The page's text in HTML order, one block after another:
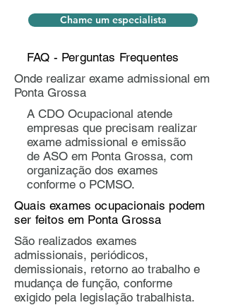
Chame um especialista
FAQ - Perguntas Frequentes
Onde realizar exame admissional em
Ponta Grossa
A CDO Ocupacional atende
empresas que precisam realizar
exame admissional e emissão
de ASO em Ponta Grossa, com
organização dos exames
conforme o PCMSO.
Quais exames ocupacionais podem
ser feitos em Ponta Grossa
​​São realizados exames
admissionais, periódicos,
demissionais, retorno ao trabalho e
mudança de função, conforme
exigido pela legislação trabalhista.